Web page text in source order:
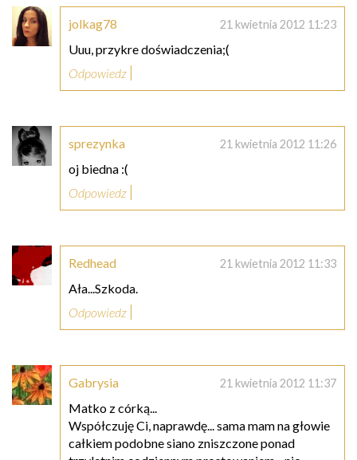
jolkag78 21 kwietnia 2012 11:23
Uuu, przykre doświadczenia;(
Odpowiedz
sprezynka 21 kwietnia 2012 11:26
oj biedna :(
Odpowiedz
Redhead 21 kwietnia 2012 11:33
Ała...Szkoda.
Odpowiedz
Gabrysia 21 kwietnia 2012 11:37
Matko z córką...
Współczuję Ci, naprawdę... sama mam na głowie
całkiem podobne siano zniszczone ponad